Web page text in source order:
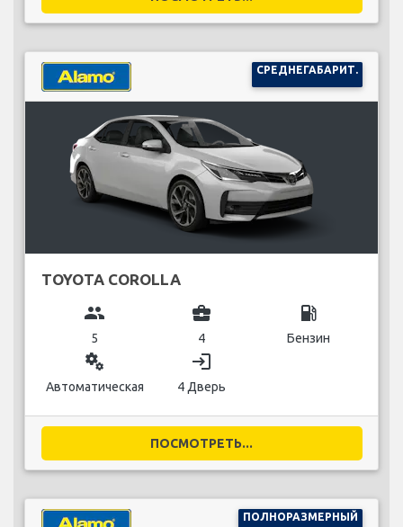
СРЕДНЕГАБАРИТ.
TOYOTA COROLLA
group
5
business_center
4
local_gas_station
Бензин
miscellaneous_services
Автоматическая
login
4 Дверь
ПОСМОТРЕТЬ...
ПОЛНОРАЗМЕРНЫЙ